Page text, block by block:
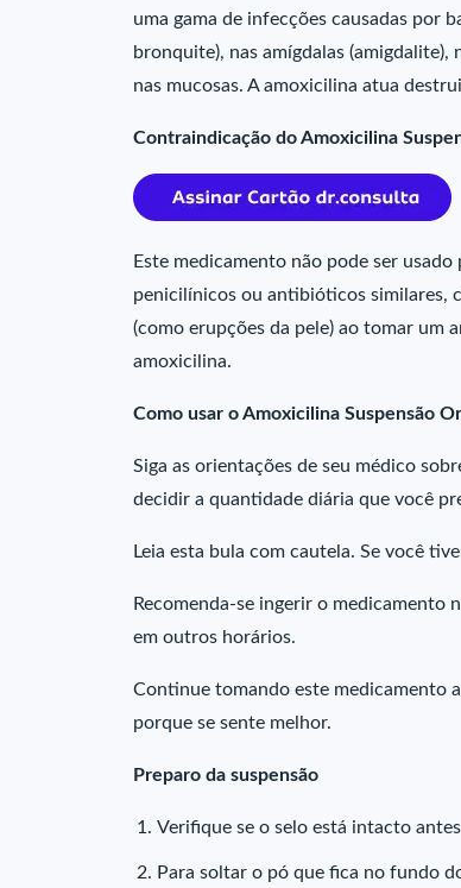
uma gama de infecções causadas por
bronquite), nas amígdalas
nas mucosas. A amoxicilina atua
Contraindicação do Amoxicilina
Este medicamento não pode ser
penicilínicos ou antibióticos similares,
(como erupções da pele) ao tomar um
amoxicilina.
Como usar o Amoxicilina Suspensão
Siga as orientações de seu médico
decidir a quantidade diária que você
Leia esta bula com cautela. Se você
Recomenda-se ingerir o medicamento
em outros horários.
Continue tomando este medicamento
porque se sente melhor.
Preparo da suspensão
Verifique se o selo está intacto
Para soltar o pó que fica no fundo